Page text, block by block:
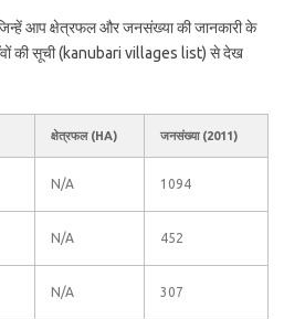
आप क्षेत्रफल और जनसंख्या की जानकारी के
की सूची (kanubari villages list) से देख
क्षेत्रफल (HA) जनसंख्या (2011)
N/A 1094
N/A 452
N/A 307